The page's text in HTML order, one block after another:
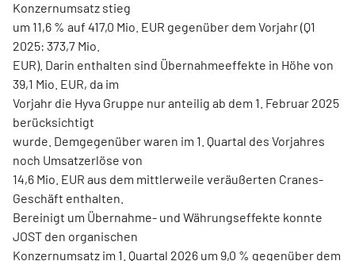
Konzernumsatz stieg
um 11,6 % auf 417,0 Mio. EUR gegenüber dem Vorjahr (Q1
2025: 373,7 Mio.
EUR). Darin enthalten sind Übernahmeeffekte in Höhe von
39,1 Mio. EUR, da im
Vorjahr die Hyva Gruppe nur anteilig ab dem 1. Februar 2025
berücksichtigt
wurde. Demgegenüber waren im 1. Quartal des Vorjahres
noch Umsatzerlöse von
14,6 Mio. EUR aus dem mittlerweile veräußerten Cranes-
Geschäft enthalten.
Bereinigt um Übernahme- und Währungseffekte konnte
JOST den organischen
Konzernumsatz im 1. Quartal 2026 um 9,0 % gegenüber dem